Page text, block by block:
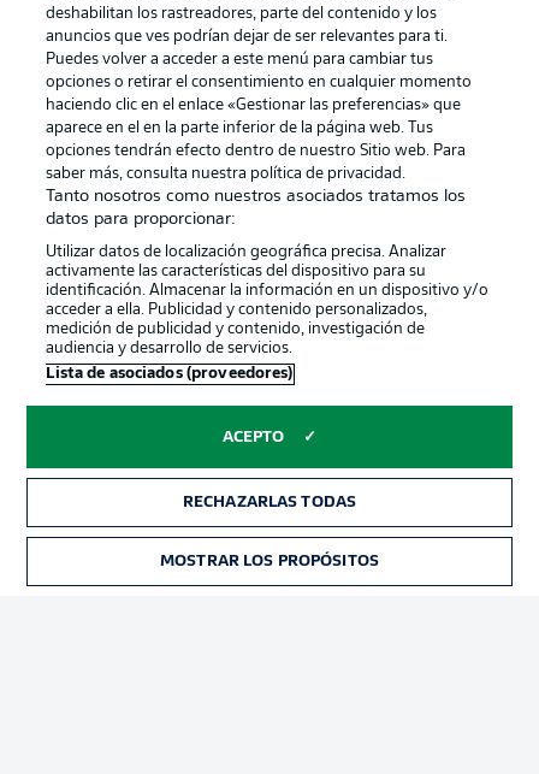
BUNDESLIGA APP
Official Partners
Aviso legal
Gestionar las preferencias Declaracion de privacidad
deshabilitan los rastreadores, parte del contenido y los
anuncios que ves podrían dejar de ser relevantes para ti.
Puedes volver a acceder a este menú para cambiar tus
opciones o retirar el consentimiento en cualquier momento
haciendo clic en el enlace «Gestionar las preferencias» que
aparece en el en la parte inferior de la página web. Tus
opciones tendrán efecto dentro de nuestro Sitio web. Para
saber más, consulta nuestra política de privacidad.
Tanto nosotros como nuestros asociados tratamos los
datos para proporcionar:
Utilizar datos de localización geográfica precisa. Analizar
activamente las características del dispositivo para su
identificación. Almacenar la información en un dispositivo y/o
acceder a ella. Publicidad y contenido personalizados,
medición de publicidad y contenido, investigación de
audiencia y desarrollo de servicios.
Lista de asociados (proveedores)
ACEPTO
RECHAZARLAS TODAS
MOSTRAR LOS PROPÓSITOS